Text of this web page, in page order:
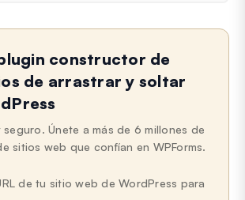
constructor de
de arrastrar y soltar
Únete a más de 6 millones de
sitios web que confían en WPForms.
de tu sitio web de WordPress para